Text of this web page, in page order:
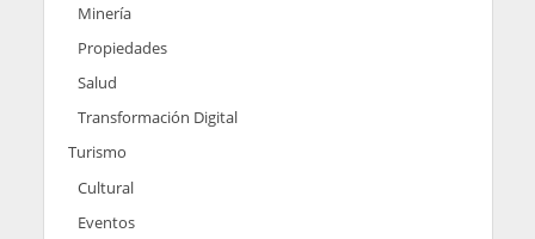
Minería
Propiedades
Salud
Transformación Digital
Turismo
Cultural
Eventos